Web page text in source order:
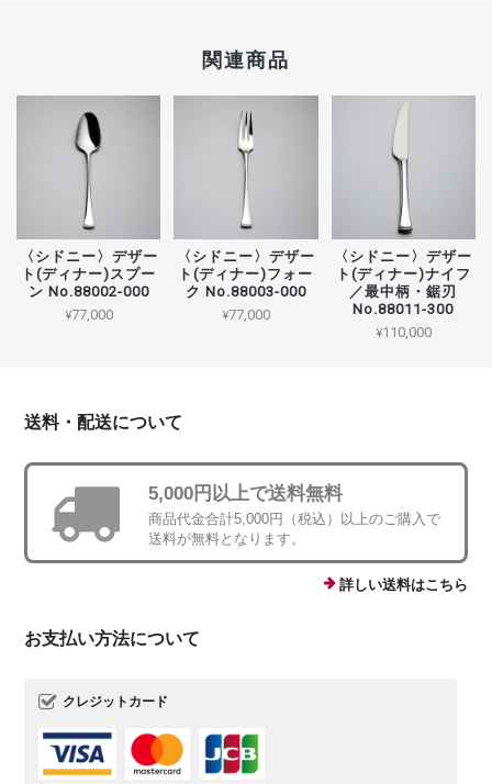
関連商品
〈シドニー〉デザー
ト(ディナー)スプー
ン No.88002-000
¥77,000
〈シドニー〉デザー
ト(ディナー)フォー
ク No.88003-000
¥77,000
〈シドニー〉デザー
ト(ディナー)ナイフ
／最中柄・鋸刃
No.88011-300
¥110,000
送料・配送について
5,000円以上で送料無料
商品代金合計5,000円（税込）以上のご購入で
送料が無料となります。
詳しい送料はこちら
お支払い方法について
クレジットカード